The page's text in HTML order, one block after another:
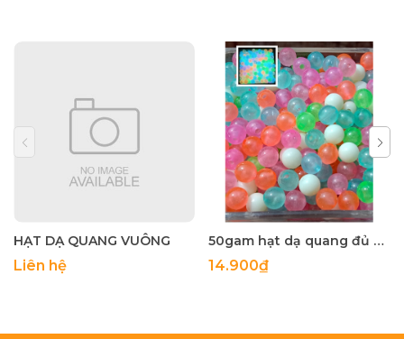
HẠT DẠ QUANG VUÔNG
Liên hệ
50gam hạt dạ quang đủ màu 6mm, 8mm, 10mm, 12mm, hạt nhựa tròn
14.900₫